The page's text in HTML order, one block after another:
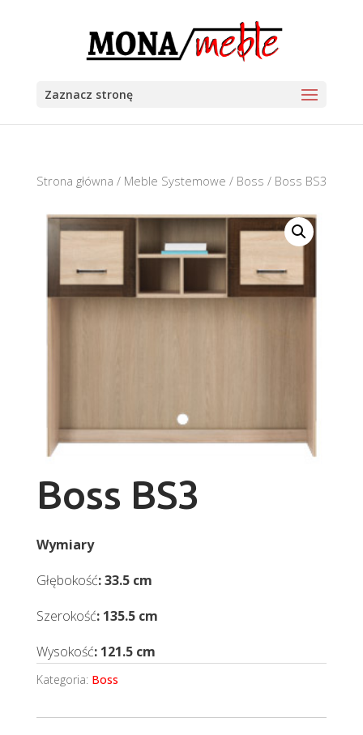
Zaznacz stronę
Strona główna / Meble Systemowe / Boss / Boss BS3
Boss BS3
Wymiary
Głębokość: 33.5 cm
Szerokość: 135.5 cm
Wysokość: 121.5 cm
Kategoria: Boss